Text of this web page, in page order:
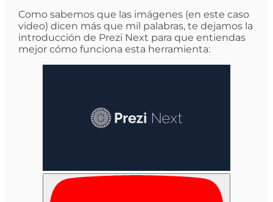
Como sabemos que las imágenes (en este caso
video) dicen más que mil palabras, te dejamos la
introducción de Prezi Next para que entiendas
mejor cómo funciona esta herramienta: